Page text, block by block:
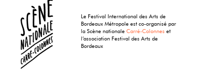
Le Festival International des Arts de
Bordeaux Métropole est co-organisé par
la Scène nationaleCarré-Colonnes et
l’association Festival des Arts de
Bordeaux